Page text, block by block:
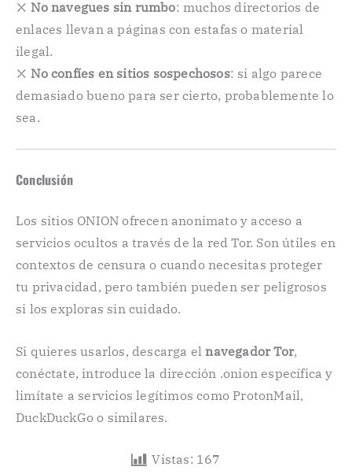
❌ No navegues sin rumbo: muchos directorios de
enlaces llevan a páginas con estafas o material
ilegal.
❌ No confíes en sitios sospechosos: si algo parece
demasiado bueno para ser cierto, probablemente lo
sea.
Conclusión
Los sitios ONION ofrecen anonimato y acceso a
servicios ocultos a través de la red Tor. Son útiles en
contextos de censura o cuando necesitas proteger
tu privacidad, pero también pueden ser peligrosos
si los exploras sin cuidado.
Si quieres usarlos, descarga elnavegador Tor,
conéctate, introduce la dirección .onion específica y
limítate a servicios legítimos como ProtonMail,
DuckDuckGo o similares.
Vistas: 167